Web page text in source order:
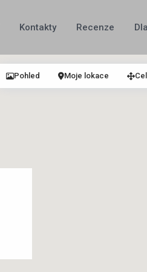
Kontakty Recenze
Pohled Moje lokace